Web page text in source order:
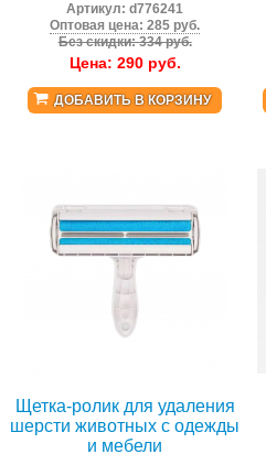
Артикул:d776241
Оптовая цена: 285 руб.
Без скидки: 334 руб.
Цена: 290руб.
ДОБАВИТЬ В КОРЗИНУ
Щетка-ролик для удаления
шерсти животных с одежды
и мебели